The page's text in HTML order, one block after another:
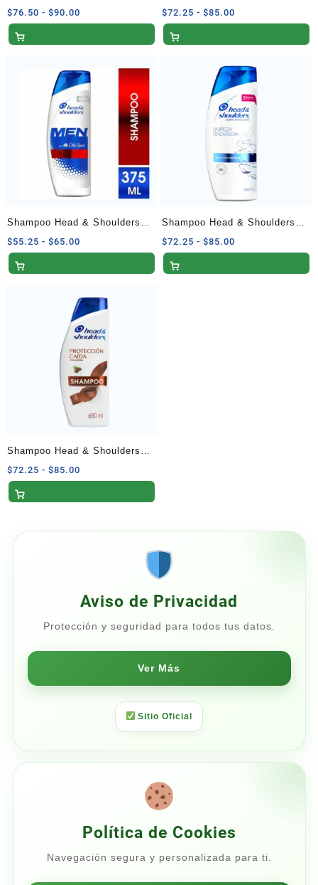
Purificación Capilar con
Carbón Activado 650 ml
$76.50 - $90.00
de
$76.50
hasta
$90.00
Manzana Fresh 650 ml
$72.25 - $85.00
de
$72.25
hasta
$85.00
Shampoo Head & Shoulders
Men con Old Spice – 375 ml
$55.25 - $65.00
de
$55.25
hasta
$65.00
Shampoo Head & Shoulders
Limpieza Renovadora – 650 ml
$72.25 - $85.00
de
Shampoo Head & Shoulders
Protección Caída con Cafeína
– 650 ml
$72.25 - $85.00
de
$72.25
Aviso de Privacidad
Protección y seguridad para todos tus datos.
Ver Más
Sitio Oficial
Política de Cookies
Navegación segura y personalizada para ti.